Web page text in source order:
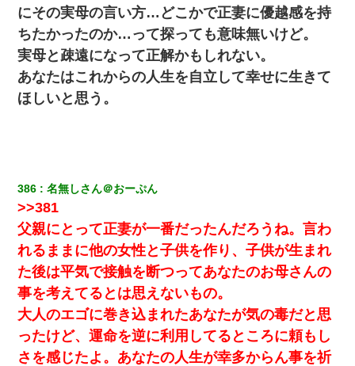
元旦那から復縁要請。息子「最新型のiPhoneも買えない貧乏は嫌
だ、再婚して」私「なら父親と暮らせ」息子「やった＾＾」私
（もう手遅れだったんだな…）
17年飼っていた犬が亡くなった。鼻水垂らし嗚咽する私に、猫が
近づいて頭突きをしてきて…
卒業を控えた年の1月末、車にひかれて看護師になれなくなった。
放置子が病院送りになったらしい → 俺（二度と帰ってくるなよ…
嫁を半身不随にしやがった恨みは、正直こんなもんじゃ晴れな
い）
俺「初対面でなに言ったか覚えてる？」嫁「臭いんだよ！キモオ
タ？だっけ？」俺「だいたい合ってる。で、なんで告白してきた
の？」→
にその実母の言い方…どこかで正妻に優越感を持
ちたかったのか…って探っても意味無いけど。
実母と疎遠になって正解かもしれない。
あなたはこれからの人生を自立して幸せに生きて
ほしいと思う。
386 名無しさん＠おーぷん
>>381
父親にとって正妻が一番だったんだろうね。言わ
れるままに他の女性と子供を作り、子供が生まれ
た後は平気で接触を断つってあなたのお母さんの
事を考えてるとは思えないもの。
大人のエゴに巻き込まれたあなたが気の毒だと思
ったけど、運命を逆に利用してるところに頼もし
さを感じたよ。あなたの人生が幸多からん事を祈